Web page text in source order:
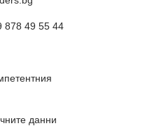
878 49 55 44
данни